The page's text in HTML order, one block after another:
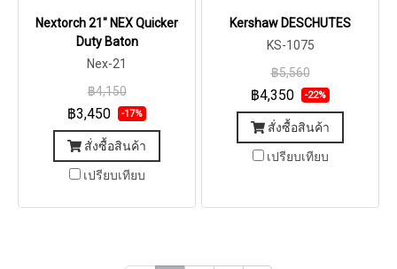
Nextorch 21″ NEX Quicker
Duty Baton
Nex-21
฿4,150
฿3,450 -17%
สั่งซื้อสินค้า
เปรียบเทียบ
Kershaw DESCHUTES
KS-1075
฿5,560
฿4,350 -22%
สั่งซื้อสินค้า
เปรียบเทียบ